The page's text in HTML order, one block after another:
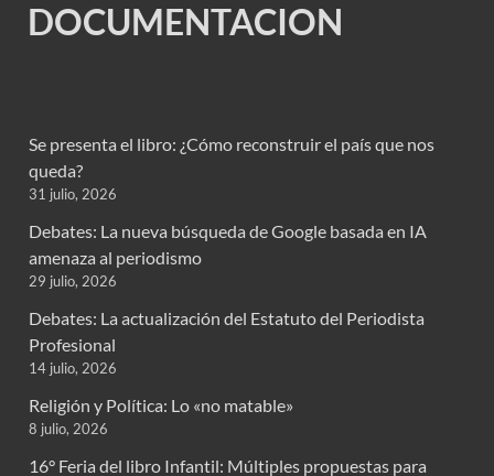
DOCUMENTACION
Se presenta el libro: ¿Cómo reconstruir el país que nos
queda?
31 julio, 2026
Debates: La nueva búsqueda de Google basada en IA
amenaza al periodismo
29 julio, 2026
Debates: La actualización del Estatuto del Periodista
Profesional
14 julio, 2026
Religión y Política: Lo «no matable»
8 julio, 2026
16° Feria del libro Infantil: Múltiples propuestas para